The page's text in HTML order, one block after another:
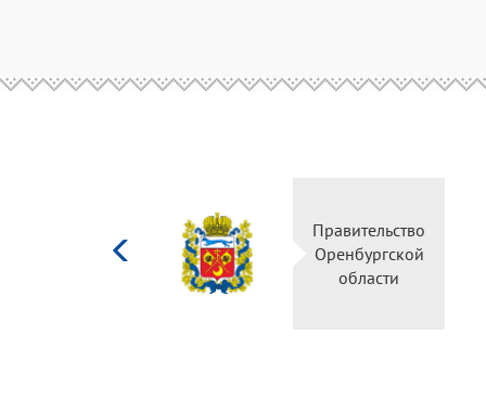
Правительство
Оренбургской
области